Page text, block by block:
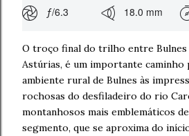
ƒ/6.3 18.0 mm
O troço final do trilho entre Bulnes
Astúrias, é um importante caminho
ambiente rural de Bulnes às
rochosas do desfiladeiro do rio
montanhosos mais emblemáticos
segmento, que se aproxima do